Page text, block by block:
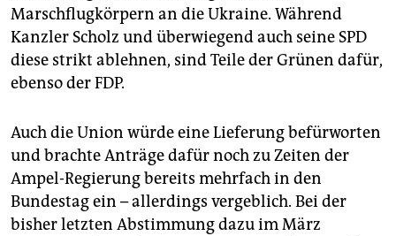
Marschflugkörpern an die Ukraine. Während
Kanzler Scholz und überwiegend auch seine SPD
diese strikt ablehnen, sind Teile der Grünen dafür,
ebenso der FDP.
Auch die Union würde eine Lieferung befürworten
und brachte Anträge dafür noch zu Zeiten der
Ampel-Regierung bereits mehrfach in den
Bundestag ein – allerdings vergeblich. Bei der
bisher letzten Abstimmung dazu im März